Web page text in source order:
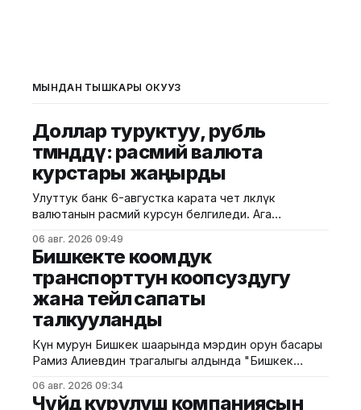
МЫНДАН ТЫШКАРЫ ОКУҢУЗ
Доллар туруктуу, рубль
төмөндөдү: расмий валюта
курстары жаңырды
Улуттук банк 6-августка карата чет өлкөлүк
валютанын расмий курсун белгиледи. Ага
сомду түздү. Евро 100,6331 сомдон 100,8867
сомго чейин жогорулап, 0,2536 сомго же
0,25%га өстү. Теңге 0,1853 сомдон 0,1860 сомго
чейин көтөрүлүп, 0,0007 сомго
06 авг. 2026 09:49
Бишкекте коомдук
транспорттун коопсуздугу
жана тейлөө сапаты
талкууланды
Күн мурун Бишкек шаарында мэрдин орун басары
Рамиз Алиевдин төрагалыгы алдында "Бишкек
жетекчилиги жана каттам бригадирлеринин
06 авг. 2026 09:34
Чүйдө курулуш компаниясын